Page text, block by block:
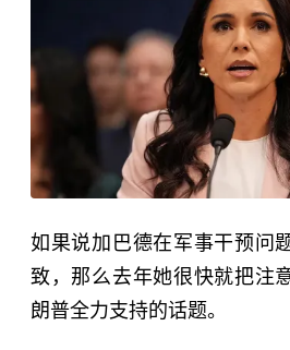
如果说加巴德在军事干预问
致，那么去年她很快就把注
朗普全力支持的话题。